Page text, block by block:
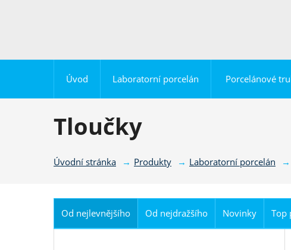
Úvod Laboratorní porcelán Porcelánové
Tloučky
Úvodní stránka Produkty Laboratorní porcelán
Od nejlevnějšího Od nejdražšího Novinky Top